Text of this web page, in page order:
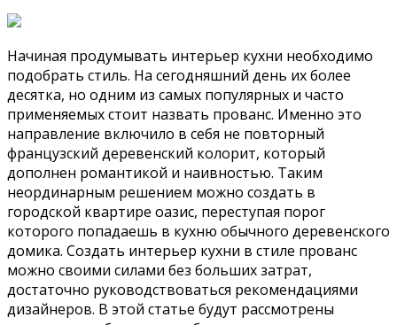
Начиная продумывать интерьер кухни необходимо
подобрать стиль. На сегодняшний день их более
десятка, но одним из самых популярных и часто
применяемых стоит назвать прованс. Именно это
направление включило в себя не повторный
французский деревенский колорит, который
дополнен романтикой и наивностью. Таким
неординарным решением можно создать в
городской квартире оазис, переступая порог
которого попадаешь в кухню обычного деревенского
домика. Создать интерьер кухни в стиле прованс
можно своими силами без больших затрат,
достаточно руководствоваться рекомендациями
дизайнеров. В этой статье будут рассмотрены